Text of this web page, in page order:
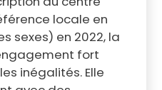
locale en
sexes) en 2022, la
fort
inégalités. Elle